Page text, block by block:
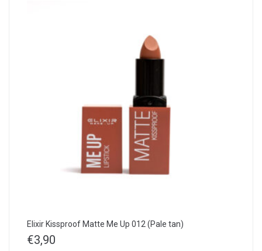
Elixir Kissproof Matte Me Up 012 (Pale tan)
€3,90